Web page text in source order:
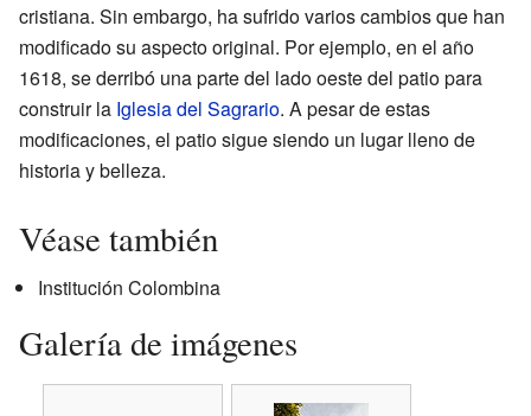
cristiana. Sin embargo, ha sufrido varios cambios que han
modificado su aspecto original. Por ejemplo, en el año
1618, se derribó una parte del lado oeste del patio para
construir la Iglesia del Sagrario. A pesar de estas
modificaciones, el patio sigue siendo un lugar lleno de
historia y belleza.
Véase también
Institución Colombina
Galería de imágenes